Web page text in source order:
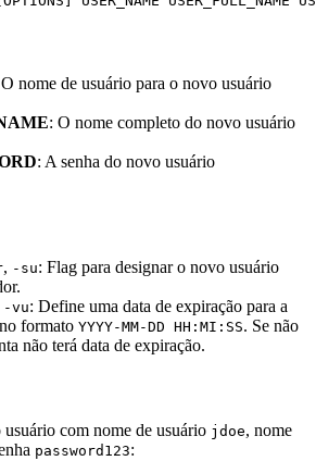
nome de usuário para o novo usuário
: O nome completo do novo usuário
: A senha do novo usuário
, -su: Flag para designar o novo usuário
-vu: Define uma data de expiração para a
formato YYYY-MM-DD HH:MI:SS. Se não
não terá data de expiração.
com nome de usuário jdoe, nome
password123: